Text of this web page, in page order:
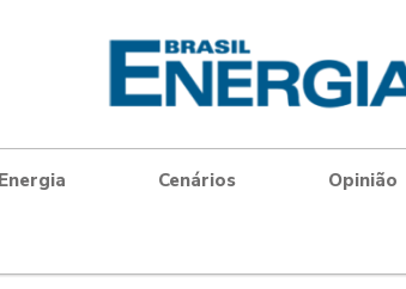
Cenários Opinião